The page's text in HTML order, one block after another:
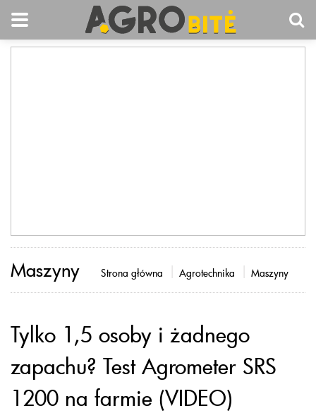
Maszyny Strona główna Agrotechnika Maszyny
Tylko 1,5 osoby i żadnego
zapachu? Test Agrometer SRS
1200 na farmie (VIDEO)